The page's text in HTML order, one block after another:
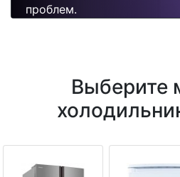
проблем.
Выберите